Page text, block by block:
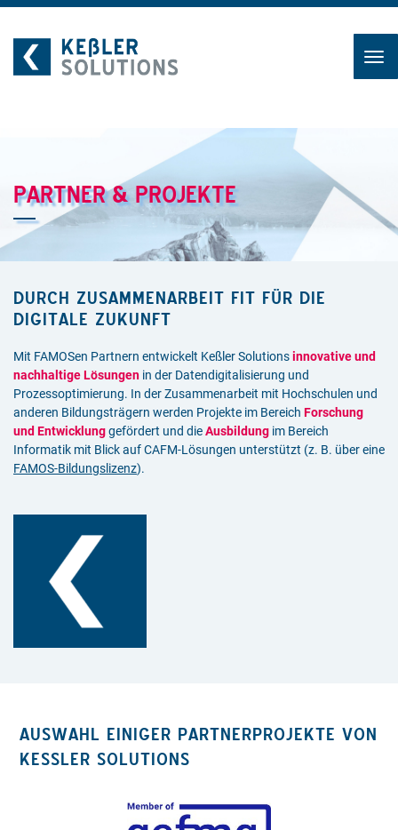
PARTNER & PROJEKTE
DURCH ZUSAMMENARBEIT FIT FÜR DIE
DIGITALE ZUKUNFT
Mit FAMOSen Partnern entwickelt Keßler Solutionsinnovative und
nachhaltige Lösungen in der Datendigitalisierung und
Prozessoptimierung. In der Zusammenarbeit mit Hochschulen und
anderen Bildungsträgern werden Projekte im Bereich Forschung
und Entwicklunggefördert und dieAusbildung im Bereich
Informatik mit Blick auf CAFM-Lösungen unterstützt (z. B. über eine
FAMOS-Bildungslizenz).
AUSWAHL EINIGER PARTNERPROJEKTE VON
KESSLER SOLUTIONS